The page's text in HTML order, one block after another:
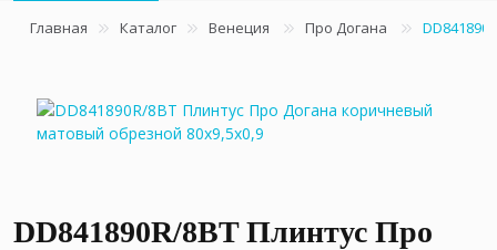
Главная Каталог Венеция Про Догана
DD841890R/8BT Плинтус Про